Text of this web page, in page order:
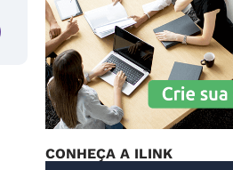
CONHEÇA A ILINK